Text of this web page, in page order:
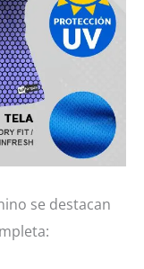
se destacan